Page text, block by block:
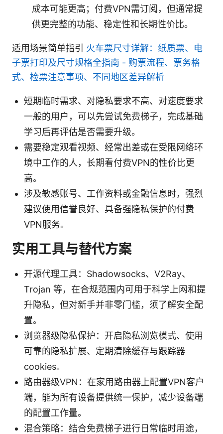
成本可能更高；付费VPN需订阅，但通常提
供更完整的功能、稳定性和长期性价比。
适用场景简单指引 火车票尺寸详解：纸质票、电
子票打印及尺寸规格全指南 - 购票流程、票务格
式、检票注意事项、不同地区差异解析
短期临时需求、对隐私要求不高、对速度要求
一般的用户，可以先尝试免费梯子，完成基础
学习后再评估是否需要升级。
需要稳定观看视频、经常出差或在受限网络环
境中工作的人，长期看付费VPN的性价比更
高。
涉及敏感账号、工作资料或金融信息时，强烈
建议使用信誉良好、具备强隐私保护的付费
VPN服务。
实用工具与替代方案
开源代理工具：Shadowsocks、V2Ray、
Trojan 等，在合规范围内可用于科学上网和提
升隐私，但对新手并非零门槛，须了解安全配
置。
浏览器级隐私保护：开启隐私浏览模式、使用
可靠的隐私扩展、定期清除缓存与跟踪器
cookies。
路由器级VPN：在家用路由器上配置VPN客户
端，能为所有设备提供统一保护，减少设备端
的配置工作量。
混合策略：结合免费梯子进行日常临时用途，